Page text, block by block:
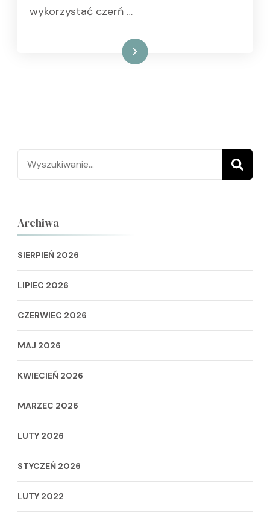
wykorzystać czerń …
Czytaj dalej
Szukaj:
Archiwa
SIERPIEŃ 2026
LIPIEC 2026
CZERWIEC 2026
MAJ 2026
KWIECIEŃ 2026
MARZEC 2026
LUTY 2026
STYCZEŃ 2026
LUTY 2022